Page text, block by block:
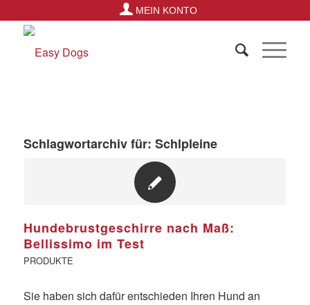
MEIN KONTO
Schlagwortarchiv für: Schlpleine
Hundebrustgeschirre nach Maß:
Bellissimo im Test
PRODUKTE
Sie haben sich dafür entschieden Ihren Hund an